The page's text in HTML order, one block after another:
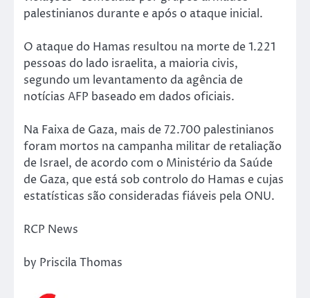
palestinianos durante e após o ataque inicial.
O ataque do Hamas resultou na morte de 1.221
pessoas do lado israelita, a maioria civis,
segundo um levantamento da agência de
notícias AFP baseado em dados oficiais.
Na Faixa de Gaza, mais de 72.700 palestinianos
foram mortos na campanha militar de retaliação
de Israel, de acordo com o Ministério da Saúde
de Gaza, que está sob controlo do Hamas e cujas
estatísticas são consideradas fiáveis pela ONU.
RCP News
by Priscila Thomas